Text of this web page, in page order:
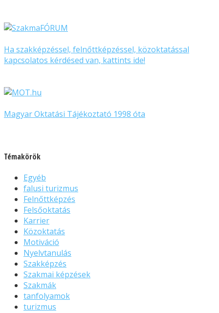
Ha szakképzéssel, felnőttképzéssel, közoktatással
kapcsolatos kérdésed van, kattints ide!
Magyar Oktatási Tájékoztató 1998 óta
Témakörök
Egyéb
falusi turizmus
Felnőttképzés
Felsőoktatás
Karrier
Közoktatás
Motiváció
Nyelvtanulás
Szakképzés
Szakmai képzések
Szakmák
tanfolyamok
turizmus